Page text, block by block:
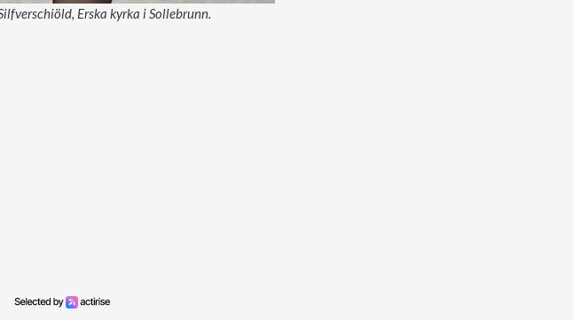
Erska kyrka i Sollebrunn.